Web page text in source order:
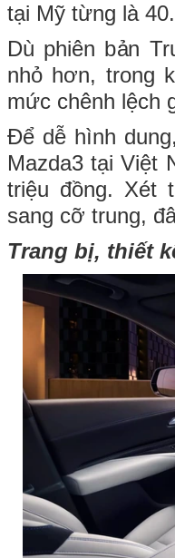
tại Mỹ từng là
Dù phiên bản
nhỏ hơn, trong
mức chênh lệch
Để dễ hình
Mazda3 tại Việt
triệu đồng. Xét
sang cỡ trung,
Trang bị, thiết